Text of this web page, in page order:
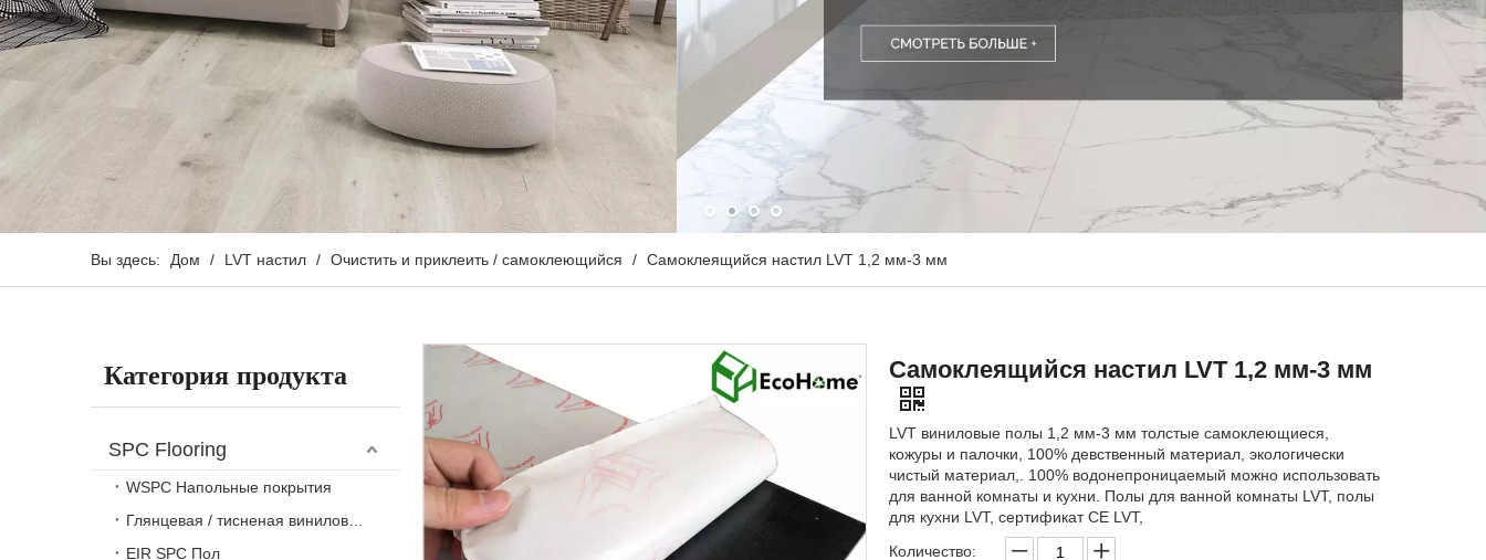
Вы здесь: Дом / LVT настил / Очистить и приклеить / самоклеющийся / Самоклеящийся настил LVT 1,2 мм-3 мм
Категория продукта
SPC Flooring
WSPC Напольные покрытия
EIR SPC Пол
Самоклеящийся настил LVT 1,2 мм-3 мм
LVT виниловые полы 1,2 мм-3 мм толстые самоклеющиеся,
кожуры и палочки, 100% девственный материал, экологически
чистый материал,. 100% водонепроницаемый можно использовать
для ванной комнаты и кухни. Полы для ванной комнаты LVT, полы
для кухни LVT, сертификат CE LVT,
Количество: